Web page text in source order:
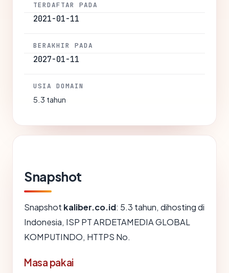
TERDAFTAR PADA
2021-01-11
BERAKHIR PADA
2027-01-11
USIA DOMAIN
5.3 tahun
Snapshot
Snapshot kaliber.co.id: 5.3 tahun, dihosting di
Indonesia, ISP PT ARDETAMEDIA GLOBAL
KOMPUTINDO, HTTPS No.
Masa pakai